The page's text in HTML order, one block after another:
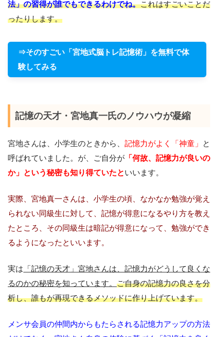
法」の習得が誰でもできるわけでね。これはすごいことだ
ったりします。
⇒そのすごい「宮地式脳トレ記憶術」を無料で体
験してみる
記憶の天才・宮地真一氏のノウハウが凝縮
宮地さんは、小学生のときから、 記憶力がよく「神童」
と
呼ばれていました。が、ご自分が 「何故、記憶力が良いの
か」という秘密も知り得ていたといいます。
実際、宮地真一さんは、小学生の頃、なかなか勉強が覚え
られない同級生に対して、記憶が得意になるやり方を教え
たところ、その同級生は暗記が得意になって、勉強ができ
るようになったといいます。
実は 「記憶の天才」宮地さんは、記憶力がどうして良くな
るのかの秘密を知っています。 ご自身の記憶力の良さを分
析し、誰もが再現できるメソッドに作り上げています。
メンサ会員の仲間内からもたらされる記憶力アップの方法